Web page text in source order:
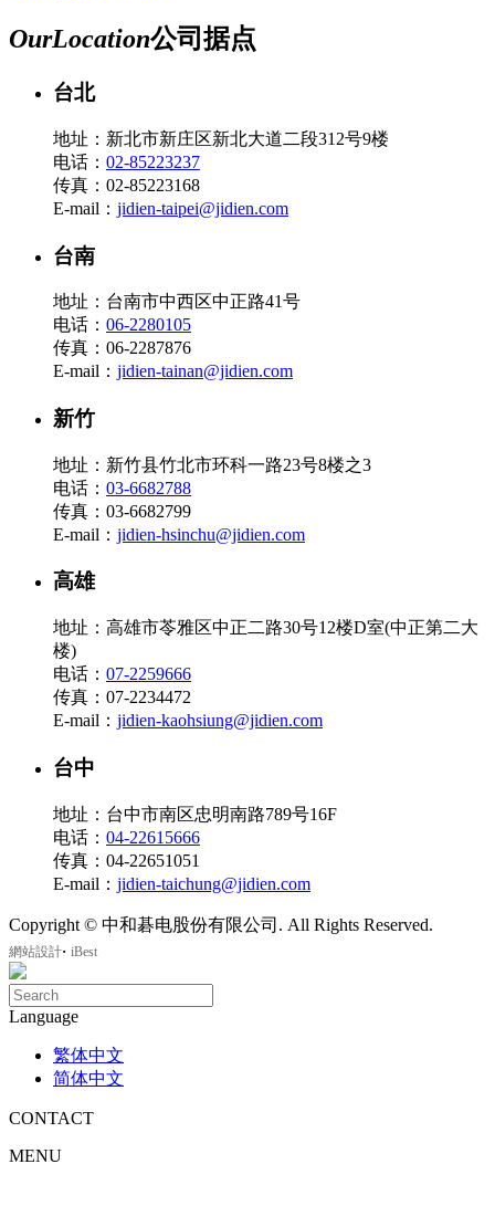
OurLocation公司据点
台北
地址：新北市新庄区新北大道二段312号9楼
电话： 02-85223237
传真：02-85223168
E-mail： jidien-taipei@jidien.com
台南
地址：台南市中西区中正路41号
电话： 06-2280105
传真：06-2287876
E-mail： jidien-tainan@jidien.com
新竹
地址：新竹县竹北市环科一路23号8楼之3
电话： 03-6682788
传真：03-6682799
E-mail： jidien-hsinchu@jidien.com
高雄
地址：高雄市苓雅区中正二路30号12楼D室(中正第二大
楼)
电话： 07-2259666
传真：07-2234472
E-mail： jidien-kaohsiung@jidien.com
台中
地址：台中市南区忠明南路789号16F
电话： 04-22615666
传真：04-22651051
E-mail： jidien-taichung@jidien.com
Copyright © 中和碁电股份有限公司. All Rights Reserved.
網站設計‧ iBest
Language
繁体中文
简体中文
CONTACT
MENU